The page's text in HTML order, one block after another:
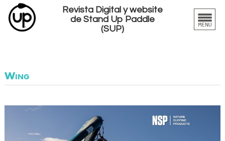
Revista Digital y website
de Stand Up Paddle
(SUP)
Wing